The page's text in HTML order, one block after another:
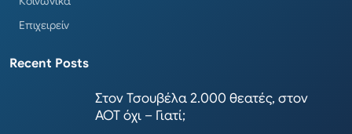
Επιχειρείν
Recent Posts
Στον Τσουβέλα 2.000 θεατές, στον
ΑΟΤ όχι – Γιατί;